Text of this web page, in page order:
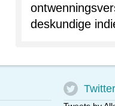
deskundige
Twitter